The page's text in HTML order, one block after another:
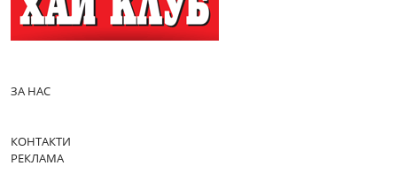
ЗА НАС
КОНТАКТИ
РЕКЛАМА